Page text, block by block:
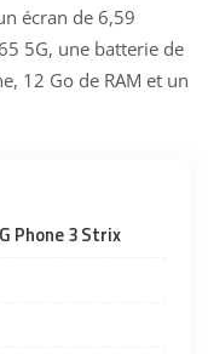
écran de 6,59
5G, une batterie de
12 Go de RAM et un
Phone 3 Strix